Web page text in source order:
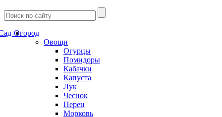
Огород
Овощи
Огурцы
Помидоры
Кабачки
Капуста
Лук
Чеснок
Перец
Морковь